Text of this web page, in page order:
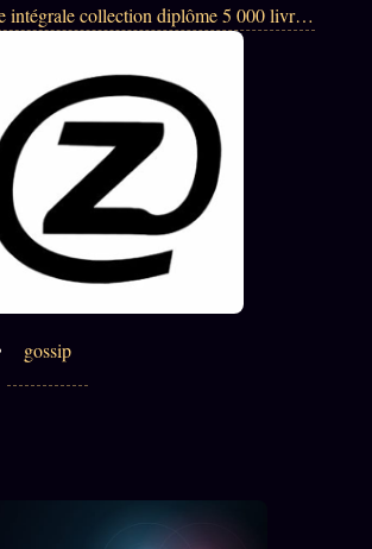
intégrale collection diplôme 5 000 livres.
financier émotionnel. Vente Gucci
2000 30 millions livres pour 51%
reçoit 0%. Suicide Isabella 7 mai
48 ans. Lee suicide
gossip